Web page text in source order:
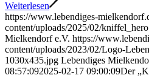
Weiterlesen
https://www.lebendiges-
content/uploads/2025/02/
Mielkendorf e.V. https://
content/uploads/2023/02/Logo-
1030x435.jpg Lebendiges
08:57:092025-02-17 09:00:09Der